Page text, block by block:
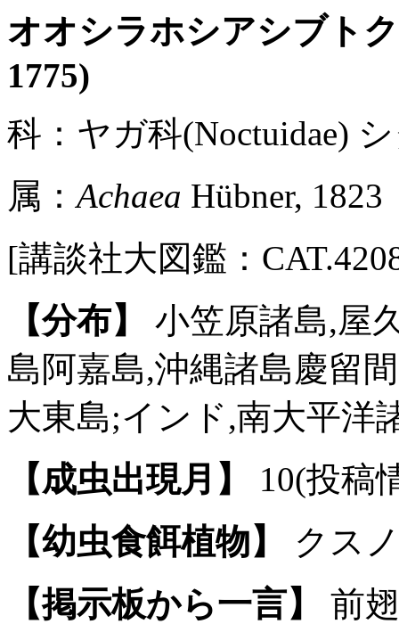
オオシラホシアシブト
1775)
科：ヤガ科(Noctuidae)
属：Achaea Hübner, 1823
[講談社大図鑑：
【分布】
小笠原諸島,屋
島阿嘉島,沖縄諸島慶留
大東島;インド,南大平洋
【成虫出現月】
10(投稿
【幼虫食餌植物】
クス
【掲示板から一言】
前